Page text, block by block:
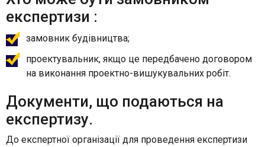
експертизи :
замовник будівництва;
проектувальник, якщо це передбачено договором
на виконання проектно-вишукувальних робіт.
Документи, що подаються на
експертизу.
До експертної організації для проведення експертизи